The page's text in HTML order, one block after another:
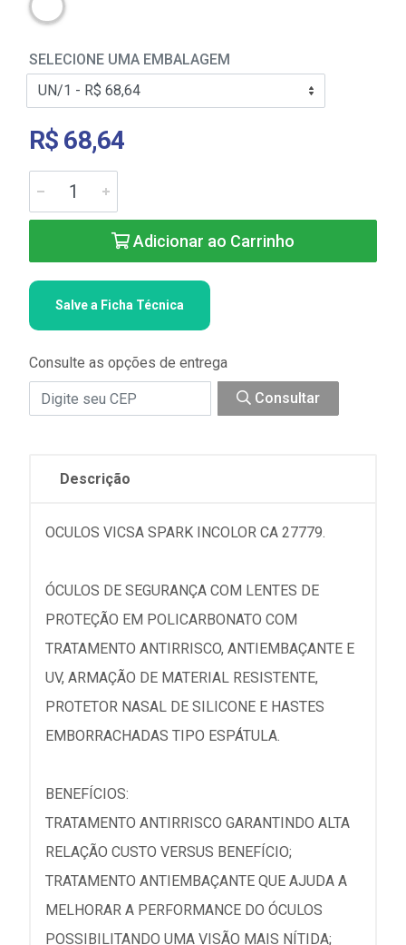
SELECIONE UMA EMBALAGEM
R$ 68,64
Adicionar ao Carrinho
Salve a Ficha Técnica
Consulte as opções de entrega
Consultar
Descrição
OCULOS VICSA SPARK INCOLOR CA 27779.
ÓCULOS DE SEGURANÇA COM LENTES DE
PROTEÇÃO EM POLICARBONATO COM
TRATAMENTO ANTIRRISCO, ANTIEMBAÇANTE E
UV, ARMAÇÃO DE MATERIAL RESISTENTE,
PROTETOR NASAL DE SILICONE E HASTES
EMBORRACHADAS TIPO ESPÁTULA.
BENEFÍCIOS:
TRATAMENTO ANTIRRISCO GARANTINDO ALTA
RELAÇÃO CUSTO VERSUS BENEFÍCIO;
TRATAMENTO ANTIEMBAÇANTE QUE AJUDA A
MELHORAR A PERFORMANCE DO ÓCULOS
POSSIBILITANDO UMA VISÃO MAIS NÍTIDA;